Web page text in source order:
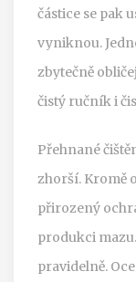
částice se pak
vyniknou.
zbytečně
čistý ručník i
Přehnané
zhorší. Kromě
přirozený
produkci
pravidelně.